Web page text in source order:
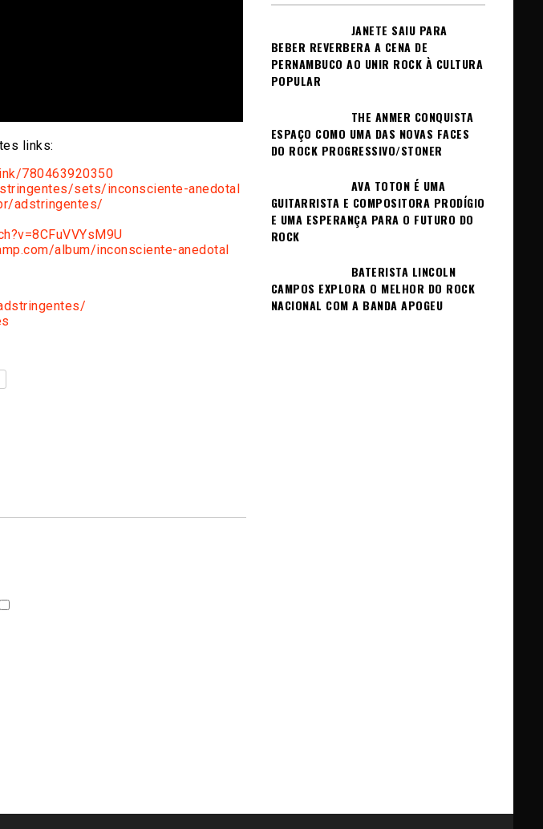
links:
780463920350
sets/inconsciente-anedotal
adstringentes/
album/inconsciente-anedotal
JANETE SAIU PARA
BEBER REVERBERA A CENA DE
PERNAMBUCO AO UNIR ROCK À CULTURA
POPULAR
THE ANMER CONQUISTA
ESPAÇO COMO UMA DAS NOVAS FACES
DO ROCK PROGRESSIVO/STONER
AVA TOTON É UMA
GUITARRISTA E COMPOSITORA PRODÍGIO
E UMA ESPERANÇA PARA O FUTURO DO
ROCK
BATERISTA LINCOLN
CAMPOS EXPLORA O MELHOR DO ROCK
NACIONAL COM A BANDA APOGEU